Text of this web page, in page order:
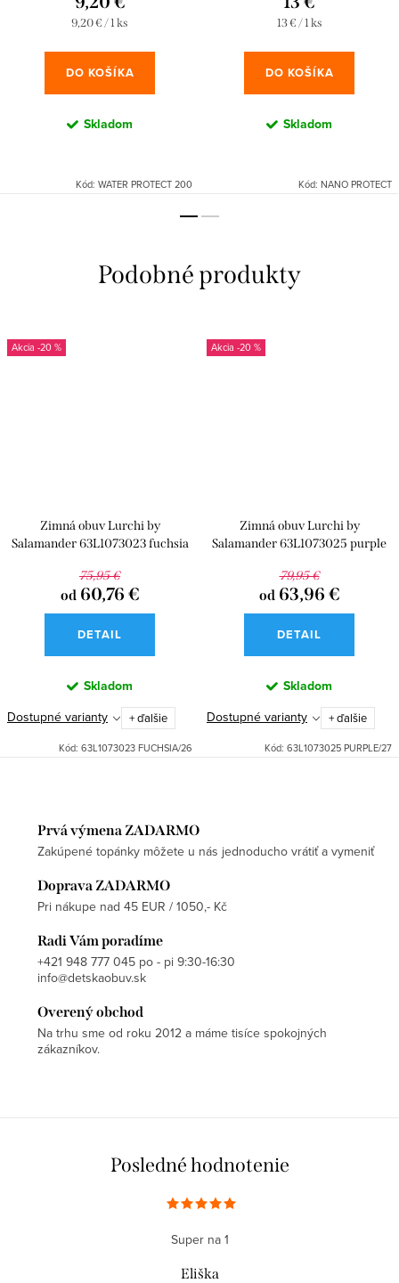
Jednotková
9,20 € / 1 ks
DO KOŠÍKA
Skladom
Kód: WATER PROTECT 200
Jednotková
13 € / 1 ks
DO KOŠÍKA
Skladom
Kód: NANO PROTECT
-20 %
Zimná obuv Lurchi by
Salamander 63L1073023 fuchsia
75,95 €
od60,76 €
DETAIL
Skladom
Dostupné varianty
+ ďalšie
Kód: 63L1073023 FUCHSIA/26
-20 %
Zimná obuv Lurchi by
Salamander 63L1073025 purple
79,95 €
od63,96 €
DETAIL
Skladom
Dostupné varianty
+ ďalšie
Kód: 63L1073025 PURPLE/27
Prvá výmena ZADARMO
Zakúpené topánky môžete u nás jednoducho vrátiť a vymeniť
Doprava ZADARMO
Pri nákupe nad 45 EUR / 1050,- Kč
Radi Vám poradíme
+421 948 777 045 po - pi 9:30-16:30
info@detskaobuv.sk
Overený obchod
Na trhu sme od roku 2012 a máme tisíce spokojných
zákazníkov.
Posledné hodnotenie
Super na 1
Eliška